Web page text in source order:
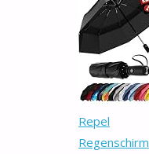
Repel
Regenschirm